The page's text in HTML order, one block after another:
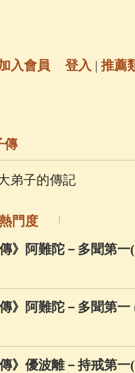
三參
佛說療痔(腫瘤)
入會員 登入 | 推薦
傳
弟子的傳記
門度
》阿難陀－多聞第
》阿難陀－多聞第
》優波離－持戒第